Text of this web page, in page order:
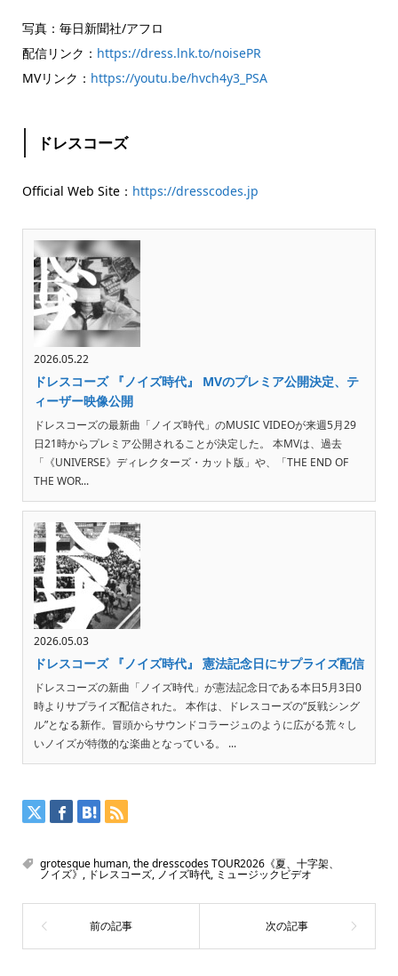
写真：毎日新聞社/アフロ
配信リンク： https://dress.lnk.to/noisePR
MVリンク： https://youtu.be/hvch4y3_PSA
ドレスコーズ
Official Web Site： https://dresscodes.jp
2026.05.22
ドレスコーズ 『ノイズ時代』 MVのプレミア公開決定、テ
ィーザー映像公開
ドレスコーズの最新曲「ノイズ時代」のMUSIC VIDEOが来週5月29
日21時からプレミア公開されることが決定した。 本MVは、過去
「《UNIVERSE》ディレクターズ・カット版」や、「THE END OF
THE WOR...
2026.05.03
ドレスコーズ 『ノイズ時代』 憲法記念日にサプライズ配信
ドレスコーズの新曲「ノイズ時代」が憲法記念日である本日5月3日0
時よりサプライズ配信された。 本作は、ドレスコーズの“反戦シング
ル”となる新作。冒頭からサウンドコラージュのように広がる荒々し
いノイズが特徴的な楽曲となっている。 ...
grotesque human,the dresscodes TOUR2026《夏、十字架、
ノイズ》 , ドレスコーズ, ノイズ時代, ミュージックビデオ